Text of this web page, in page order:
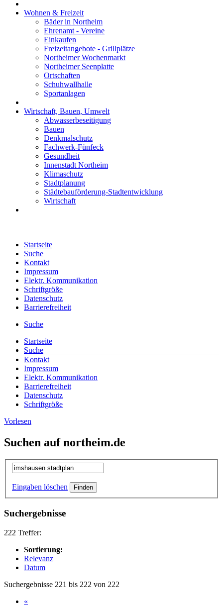
Wohnen & Freizeit
Bäder in Northeim
Ehrenamt - Vereine
Einkaufen
Freizeitangebote - Grillplätze
Northeimer Wochenmarkt
Northeimer Seenplatte
Ortschaften
Schuhwallhalle
Sportanlagen
Wirtschaft, Bauen, Umwelt
Abwasserbeseitigung
Bauen
Denkmalschutz
Fachwerk-Fünfeck
Gesundheit
Innenstadt Northeim
Klimaschutz
Stadtplanung
Städtebauförderung-Stadtentwicklung
Wirtschaft
Startseite
Suche
Kontakt
Impressum
Elektr. Kommunikation
Schriftgröße
Datenschutz
Barrierefreiheit
Suche
Startseite
Suche
Kontakt
Impressum
Elektr. Kommunikation
Barrierefreiheit
Datenschutz
Schriftgröße
Vorlesen
Suchen auf northeim.de
Eingaben löschen
Suchergebnisse
222 Treffer:
Sortierung:
Relevanz
Datum
Suchergebnisse 221 bis 222 von 222
«